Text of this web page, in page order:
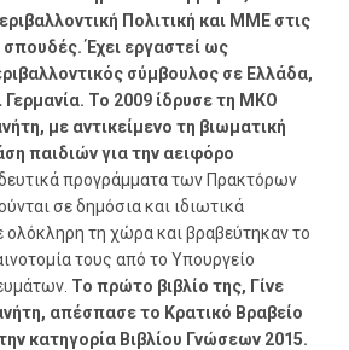
Πολιτική και ΜΜΕ στις
Έχει εργαστεί ως
σύμβουλος σε Ελλάδα,
Γερμανία. Το 2009 ίδρυσε τη ΜΚΟ
με αντικείμενο τη βιωματική
παιδιών για την αειφόρο
προγράμματα των Πρακτόρων
σε δημόσια και ιδιωτικά
ολόκληρη τη χώρα και βραβεύτηκαν το
τους από το Υπουργείο
Το πρώτο βιβλίο της, Γίνε
απέσπασε το Κρατικό Βραβείο
κατηγορία Βιβλίου Γνώσεων 2015.